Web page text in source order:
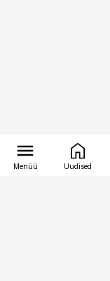
Menüü Uudised